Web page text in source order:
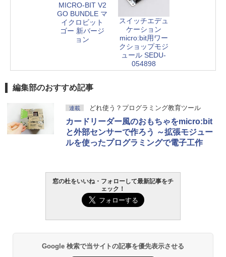
MICRO-BIT V2
GO BUNDLE マ
イクロビット
ゴー 新バージ
ョン
スイッチエデュ
ケーション
micro:bit用ワー
クショップモジ
ュール SEDU-
054898
編集部のおすすめ記事
連載 どれ使う？プログラミング教育ツール
カードリーダー風のおもちゃをmicro:bit
と外部センサーで作ろう ～拡張モジュー
ルを使ったプログラミングで電子工作
窓の杜をいいね・フォローして最新記事をチ
ェック！
Google 検索で当サイトの記事を優先表示させる